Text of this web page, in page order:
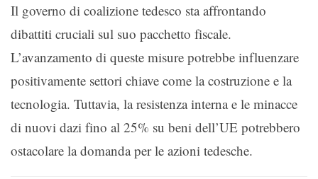
Il governo di coalizione tedesco sta affrontando
dibattiti cruciali sul suo pacchetto fiscale.
L’avanzamento di queste misure potrebbe influenzare
positivamente settori chiave come la costruzione e la
tecnologia. Tuttavia, la resistenza interna e le minacce
di nuovi dazi fino al 25% su beni dell’UE potrebbero
ostacolare la domanda per le azioni tedesche.